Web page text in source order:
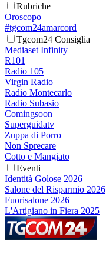
Rubriche
Oroscopo
#tgcom24amarcord
Tgcom24 Consiglia
Mediaset Infinity
R101
Radio 105
Virgin Radio
Radio Montecarlo
Radio Subasio
Comingsoon
Superguidatv
Zuppa di Porro
Non Sprecare
Cotto e Mangiato
Eventi
Identità Golose 2026
Salone del Risparmio 2026
Fuorisalone 2026
L'Artigiano in Fiera 2025